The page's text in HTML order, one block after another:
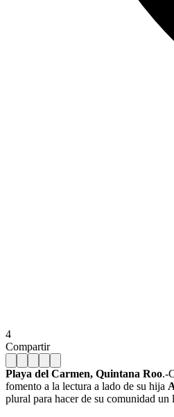
4
Compartir
Playa del Carmen, Quintana Roo.-
fomento a la lectura a lado de su hija
plural para hacer de su comunidad